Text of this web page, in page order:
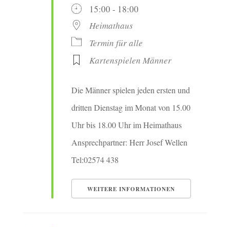
15:00 - 18:00
Heimathaus
Termin für alle
Kartenspielen Männer
Die Männer spielen jeden ersten und
dritten Dienstag im Monat von 15.00
Uhr bis 18.00 Uhr im Heimathaus
Ansprechpartner: Herr Josef Wellen
Tel:02574 438
WEITERE INFORMATIONEN